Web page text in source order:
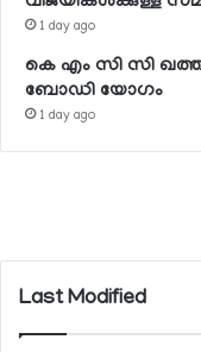
1 day ago
കെ എം സി സി
ബോഡി യോഗം
1 day ago
Last Modified